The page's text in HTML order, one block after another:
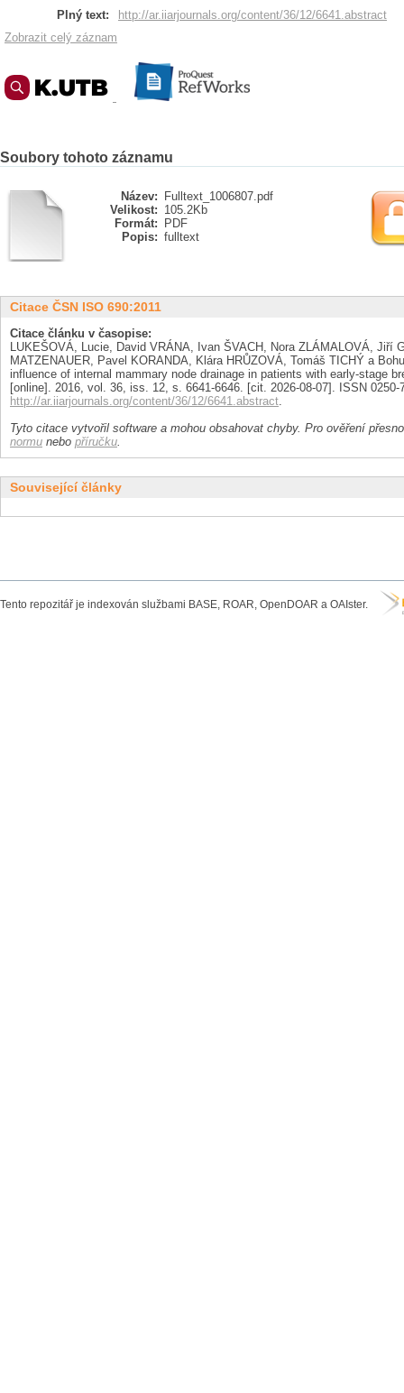
Plný text:
http://ar.iiarjournals.org/content/36/12/6641.abstract
Zobrazit celý záznam
Soubory tohoto záznamu
Název:
Fulltext_1006807.pdf
Velikost: 105.2Kb
Formát:
PDF
Popis: fulltext
Citace ČSN ISO 690:2011
Citace článku v časopise:
LUKEŠOVÁ, Lucie, David VRÁNA, Ivan ŠVACH, Nora ZLÁMALOVÁ, Jiří
MATZENAUER, Pavel KORANDA, Klára HRŮZOVÁ, Tomáš TICHÝ a
influence of internal mammary node drainage in patients with early-stage
[online]. 2016, vol. 36, iss. 12, s. 6641-6646. [cit. 2026-08-07]. ISSN 0250-
http://ar.iiarjournals.org/content/36/12/6641.abstract.
Tyto citace vytvořil software a mohou obsahovat chyby. Pro ověření
normu nebo příručku.
Související články
Tento repozitář je indexován službami BASE, ROAR, OpenDOAR a OAIster.